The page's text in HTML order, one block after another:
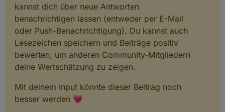
kannst dich über neue Antworten
benachrichtigen lassen (entweder per E-Mail
oder Push-Benachrichtigung). Du kannst auch
Lesezeichen speichern und Beiträge positiv
bewerten, um anderen Community-Mitgliedern
deine Wertschätzung zu zeigen.
Mit deinem Input könnte dieser Beitrag noch
besser werden 💗